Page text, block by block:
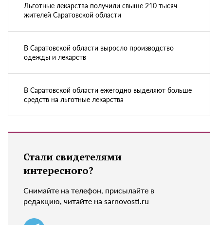
Льготные лекарства получили свыше 210 тысяч
жителей Саратовской области
В Саратовской области выросло производство
одежды и лекарств
В Саратовской области ежегодно выделяют больше
средств на льготные лекарства
Стали свидетелями
интересного?
Снимайте на телефон, присылайте в
редакцию, читайте на sarnovosti.ru